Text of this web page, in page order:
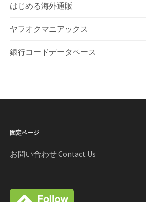
はじめる海外通販
ヤフオクマニアックス
銀行コードデータベース
固定ページ
お問い合わせ Contact Us